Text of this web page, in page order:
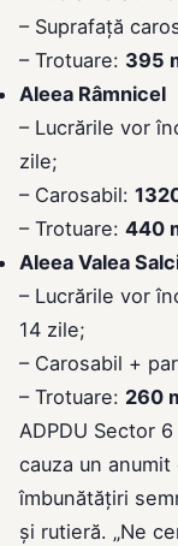
– Suprafață
– Trotuare: 395
Aleea Râmnicel
– Lucrările vor
zile;
– Carosabil:
– Trotuare: 440
Aleea Valea
– Lucrările vor
14 zile;
– Carosabil +
– Trotuare: 260
ADPDU Sector
cauza un
îmbunătățiri
și rutieră. „Ne